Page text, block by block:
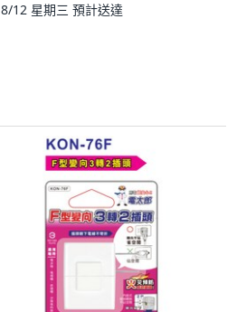
8/12 星期三 預計送達